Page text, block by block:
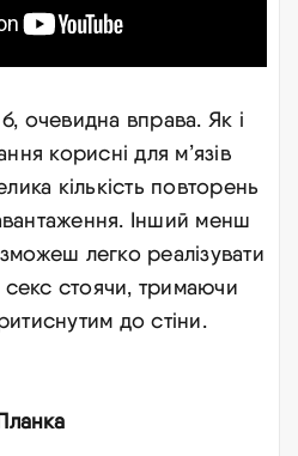
очевидна вправа. Як і
корисні для м’язів
кількість повторень
Інший менш
легко реалізувати
секс стоячи, тримаючи
до стіни.